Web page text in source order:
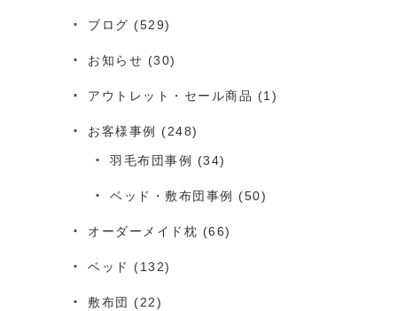
ブログ (529)
お知らせ (30)
アウトレット・セール商品 (1)
お客様事例 (248)
羽毛布団事例 (34)
ベッド・敷布団事例 (50)
オーダーメイド枕 (66)
ベッド (132)
敷布団 (22)